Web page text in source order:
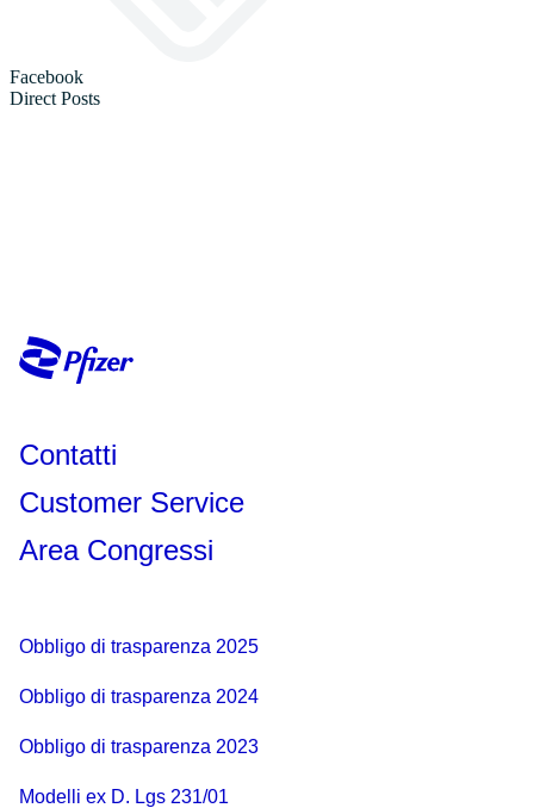
Contatti
Customer Service
Area Congressi
Obbligo di trasparenza 2025
Obbligo di trasparenza 2024
Obbligo di trasparenza 2023
Modelli ex D. Lgs 231/01